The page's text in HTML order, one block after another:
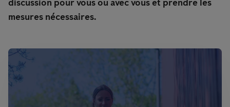
discussion pour vous ou avec vous et prendre les
mesures nécessaires.